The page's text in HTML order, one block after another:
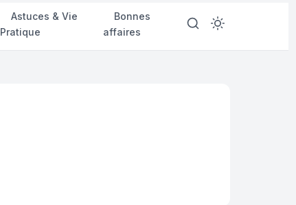
Astuces & Vie
Pratique
Bonnes
affaires